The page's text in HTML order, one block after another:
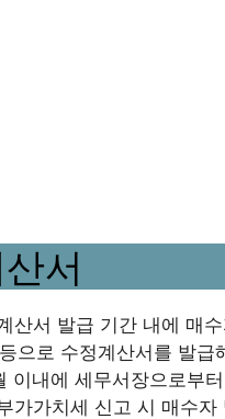
서
산서 발급 기간 내에 매
으로 수정계산서를 발급
내에 세무서장으로부
가가치세 신고 시 매수